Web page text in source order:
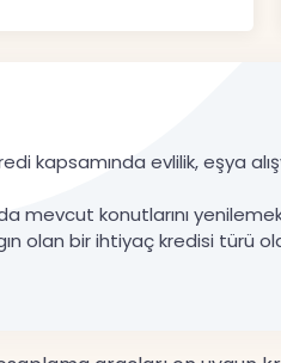
kapsamında evlilik, eşya
mevcut konutlarını
olan bir ihtiyaç kredisi türü